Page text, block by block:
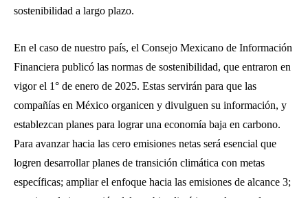
sostenibilidad a largo plazo.
En el caso de nuestro país, el Consejo Mexicano de Información
Financiera publicó las normas de sostenibilidad, que entraron en
vigor el 1° de enero de 2025. Estas servirán para que las
compañías en México organicen y divulguen su información, y
establezcan planes para lograr una economía baja en carbono.
Para avanzar hacia las cero emisiones netas será esencial que
logren desarrollar planes de transición climática con metas
específicas; ampliar el enfoque hacia las emisiones de alcance 3;